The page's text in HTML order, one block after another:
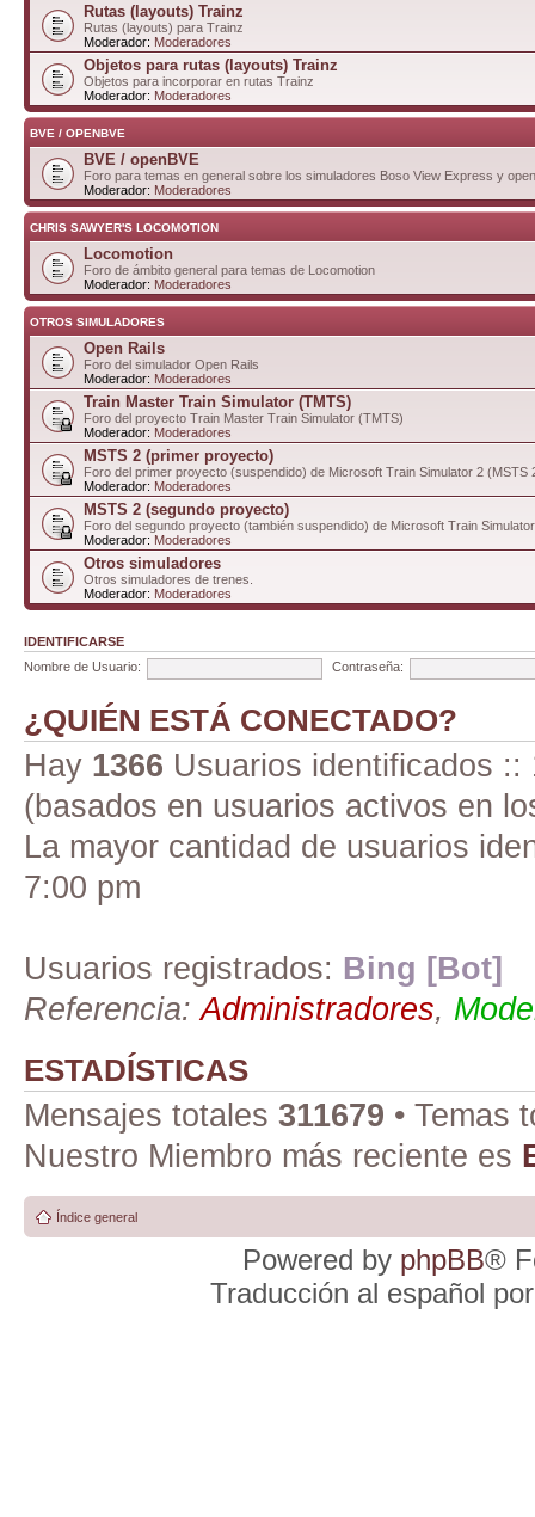
Rutas (layouts) Trainz
Rutas (layouts) para Trainz
Moderador: Moderadores
Objetos para rutas (layouts) Trainz
Objetos para incorporar en rutas Trainz
Moderador: Moderadores
BVE / OPENBVE
BVE / openBVE
Foro para temas en general sobre los simuladores Boso View Express y
Moderador: Moderadores
CHRIS SAWYER'S LOCOMOTION
Locomotion
Foro de ámbito general para temas de Locomotion
Moderador: Moderadores
OTROS SIMULADORES
Open Rails
Foro del simulador Open Rails
Moderador: Moderadores
Train Master Train Simulator (TMTS)
Foro del proyecto Train Master Train Simulator (TMTS)
Moderador: Moderadores
MSTS 2 (primer proyecto)
Foro del primer proyecto (suspendido) de Microsoft Train Simulator 2 (MSTS
Moderador: Moderadores
MSTS 2 (segundo proyecto)
Foro del segundo proyecto (también suspendido) de Microsoft Train
Moderador: Moderadores
Otros simuladores
Otros simuladores de trenes.
Moderador: Moderadores
IDENTIFICARSE
Nombre de Usuario:
Contraseña:
¿QUIÉN ESTÁ CONECTADO?
Hay 1366 Usuarios identificados
(basados en usuarios activos en
La mayor cantidad de usuarios
7:00 pm
Usuarios registrados: Bing [Bot]
Referencia:Administradores,
ESTADÍSTICAS
Mensajes totales 311679 • Temas
Nuestro Miembro más reciente es
Índice general
Powered by phpBB®
Traducción al español